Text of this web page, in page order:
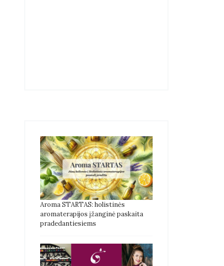
Aroma STARTAS: holistinės
aromaterapijos įžanginė paskaita
pradedantiesiems